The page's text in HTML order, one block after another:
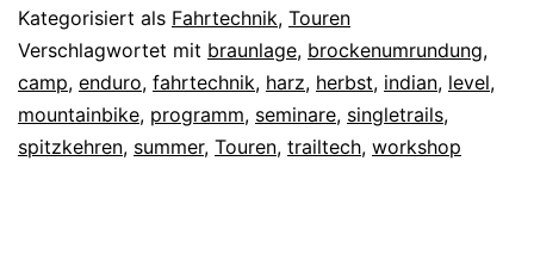
Kategorisiert als Fahrtechnik, Touren
Verschlagwortet mit braunlage, brockenumrundung,
camp, enduro, fahrtechnik, harz, herbst, indian, level,
mountainbike, programm, seminare, singletrails,
spitzkehren, summer, Touren, trailtech, workshop